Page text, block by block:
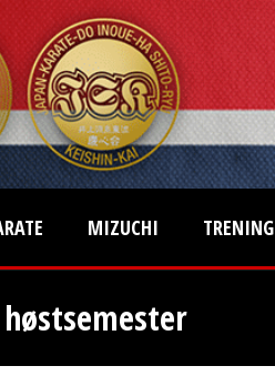
MIZUCHI TRENING
høstsemester